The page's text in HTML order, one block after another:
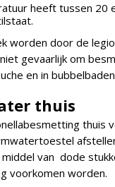
heeft tussen 20
worden door de
gevaarlijk om
en in
thuis
van dode
voorkomen worden.